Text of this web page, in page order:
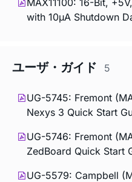
MAX11100: 16-Bit,
with 10µA Shutdown
ユーザ・ガイド 5
UG-5745: Fremont
Nexys 3 Quick Start
UG-5746: Fremont
ZedBoard Quick Start
UG-5579: Campbell